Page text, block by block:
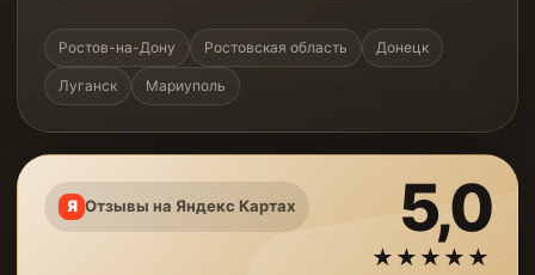
Ростов-на-Дону Ростовская область Донецк
Луганск Мариуполь
Отзывы на Яндекс Картах 5,0
★★★★★